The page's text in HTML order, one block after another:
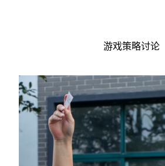
游戏策略讨论